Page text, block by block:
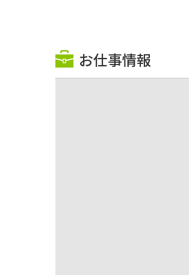
お仕事情報